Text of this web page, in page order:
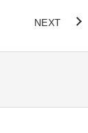
NEXT